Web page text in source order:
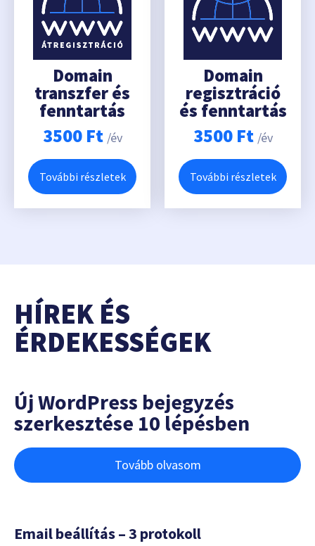
Domain
transzfer és
fenntartás
3500 Ft /év
További részletek
Domain
regisztráció
és fenntartás
3500 Ft /év
További részletek
HÍREK ÉS
ÉRDEKESSÉGEK
Új WordPress bejegyzés
szerkesztése 10 lépésben
Tovább olvasom
Email beállítás – 3 protokoll